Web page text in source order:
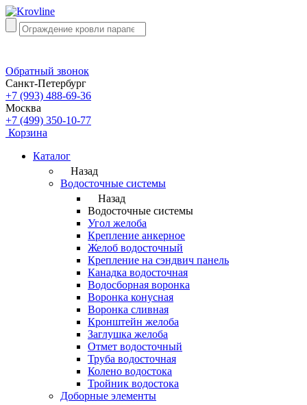
Обратный звонок
Санкт-Петербург
+7 (993) 488-69-36
Москва
+7 (499) 350-10-77
Корзина
Каталог
Назад
Водосточные системы
Назад
Водосточные системы
Угол желоба
Крепление анкерное
Желоб водосточный
Крепление на сэндвич панель
Канадка водосточная
Водосборная воронка
Воронка конусная
Воронка сливная
Кронштейн желоба
Заглушка желоба
Отмет водосточный
Труба водосточная
Колено водостока
Тройник водостока
Доборные элементы